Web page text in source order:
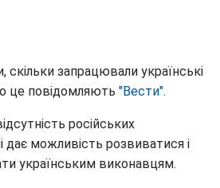
запрацювали українські
це повідомляють "Вести".
російських
дає можливість розвиватися і
українським виконавцям.